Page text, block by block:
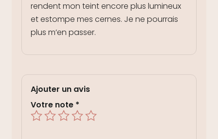
rendent mon teint encore plus lumineux
et estompe mes cernes. Je ne pourrais
plus m’en passer.
Ajouter un avis
Votre note *